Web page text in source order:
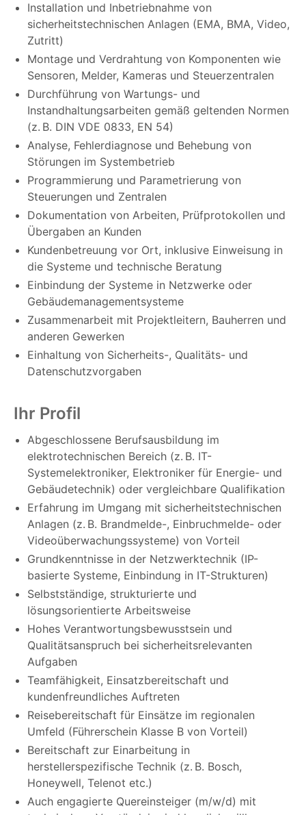
Installation und Inbetriebnahme von
sicherheitstechnischen Anlagen (EMA, BMA, Video,
Zutritt)
Montage und Verdrahtung von Komponenten wie
Sensoren, Melder, Kameras und Steuerzentralen
Durchführung von Wartungs- und
Instandhaltungsarbeiten gemäß geltenden Normen
(z. B. DIN VDE 0833, EN 54)
Analyse, Fehlerdiagnose und Behebung von
Störungen im Systembetrieb
Programmierung und Parametrierung von
Steuerungen und Zentralen
Dokumentation von Arbeiten, Prüfprotokollen und
Übergaben an Kunden
Kundenbetreuung vor Ort, inklusive Einweisung in
die Systeme und technische Beratung
Einbindung der Systeme in Netzwerke oder
Gebäudemanagementsysteme
Zusammenarbeit mit Projektleitern, Bauherren und
anderen Gewerken
Einhaltung von Sicherheits-, Qualitäts- und
Datenschutzvorgaben
Ihr Profil
Abgeschlossene Berufsausbildung im
elektrotechnischen Bereich (z. B. IT-
Systemelektroniker, Elektroniker für Energie- und
Gebäudetechnik) oder vergleichbare Qualifikation
Erfahrung im Umgang mit sicherheitstechnischen
Anlagen (z. B. Brandmelde-, Einbruchmelde- oder
Videoüberwachungssysteme) von Vorteil
Grundkenntnisse in der Netzwerktechnik (IP-
basierte Systeme, Einbindung in IT-Strukturen)
Selbstständige, strukturierte und
lösungsorientierte Arbeitsweise
Hohes Verantwortungsbewusstsein und
Qualitätsanspruch bei sicherheitsrelevanten
Aufgaben
Teamfähigkeit, Einsatzbereitschaft und
kundenfreundliches Auftreten
Reisebereitschaft für Einsätze im regionalen
Umfeld (Führerschein Klasse B von Vorteil)
Bereitschaft zur Einarbeitung in
herstellerspezifische Technik (z. B. Bosch,
Honeywell, Telenot etc.)
Auch engagierte Quereinsteiger (m/w/d) mit